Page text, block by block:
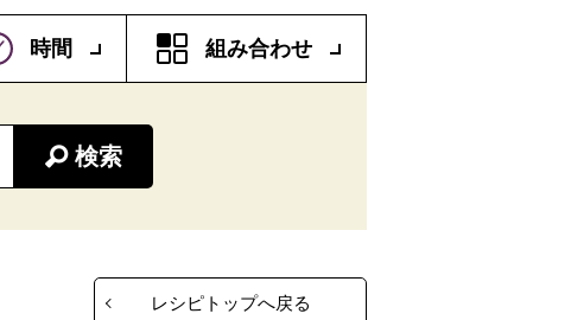
時間 組み合わせ
検索
レシピトップへ戻る